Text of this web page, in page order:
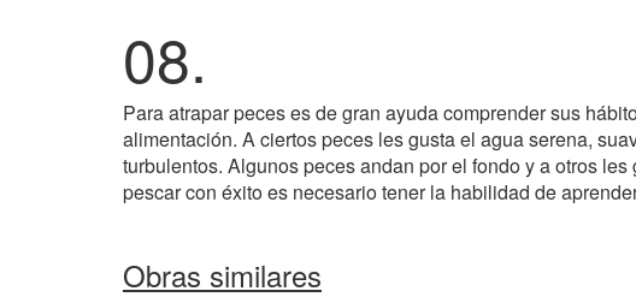
08.
Para atrapar peces es de gran ayuda comprender sus
alimentación. A ciertos peces les gusta el agua serena,
turbulentos. Algunos peces andan por el fondo y a otros
pescar con éxito es necesario tener la habilidad de
Obras similares